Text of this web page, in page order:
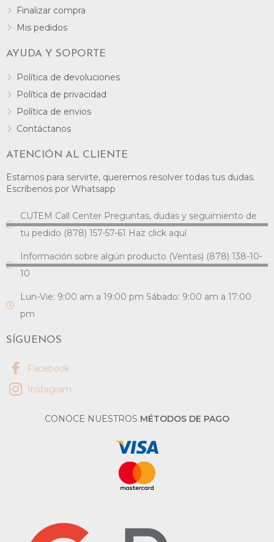
Finalizar compra
Mis pedidos
AYUDA Y SOPORTE
Política de devoluciones
Política de privacidad
Política de envios
Contáctanos
ATENCIÓN AL CLIENTE
Estamos para servirte, queremos resolver todas tus dudas.
Escríbenos por Whatsapp
CUTEM Call Center Preguntas, dudas y seguimiento de
tu pedido (878) 157-57-61 Haz click aquí
Información sobre algún producto (Ventas) (878) 138-10-
10
Lun-Vie: 9:00 am a 19:00 pm Sábado: 9:00 am a 17:00
pm
SÍGUENOS
Facebook
Instagram
CONOCE NUESTROS MÉTODOS DE PAGO